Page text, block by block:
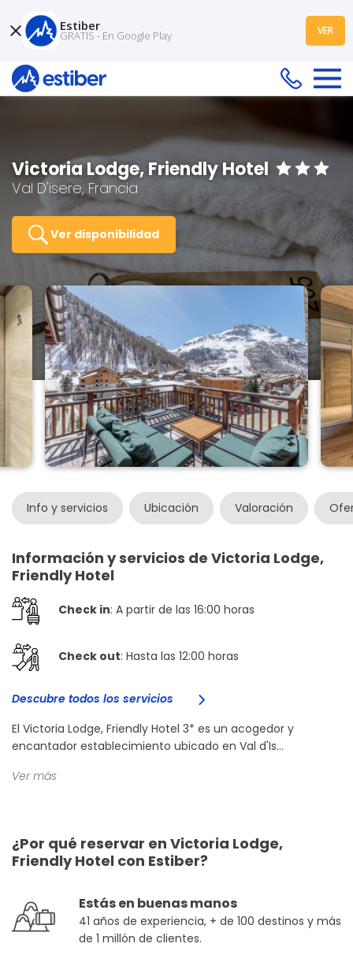
Victoria Lodge, Friendly Hotel
Val D'isere, Francia
Ver disponibilidad
Info y servicios Ubicación Valoración
Información y servicios de Victoria Lodge,
Friendly Hotel
Check in: A partir de las 16:00 horas
Check out: Hasta las 12:00 horas
Descubre todos los servicios
El Victoria Lodge, Friendly Hotel 3* es un acogedor y
encantador establecimiento ubicado en Val d'Is...
Ver más
¿Por qué reservar en Victoria Lodge,
Friendly Hotel con Estiber?
Estás en buenas manos
41 años de experiencia, + de 100 destinos y más
de 1 millón de clientes.
Estiber
GRATIS - En Google Play VER